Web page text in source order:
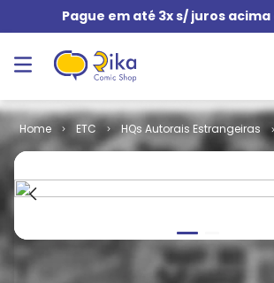
Pague em até 3x s/ juros acima
ETC HQs Autorais Estrangeiras